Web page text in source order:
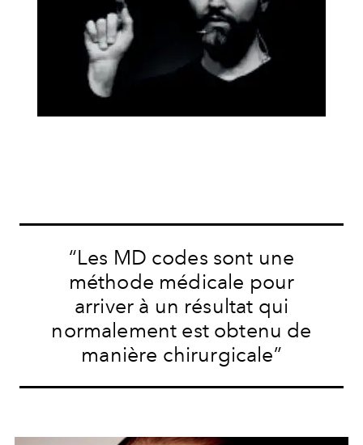
“Les MD codes sont une
méthode médicale pour
arriver à un résultat qui
normalement est obtenu de
manière chirurgicale”